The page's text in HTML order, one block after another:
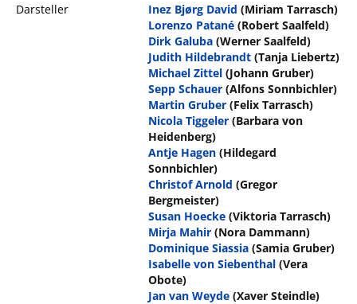
Darsteller
Inez Bjørg David (Miriam Tarrasch)
Lorenzo Patané (Robert Saalfeld)
Dirk Galuba (Werner Saalfeld)
Judith Hildebrandt (Tanja Liebertz)
Michael Zittel (Johann Gruber)
Sepp Schauer (Alfons Sonnbichler)
Martin Gruber (Felix Tarrasch)
Nicola Tiggeler (Barbara von
Heidenberg)
Antje Hagen (Hildegard
Sonnbichler)
Christof Arnold (Gregor
Bergmeister)
Susan Hoecke (Viktoria Tarrasch)
Mirja Mahir (Nora Dammann)
Dominique Siassia (Samia Gruber)
Isabelle von Siebenthal (Vera
Obote)
Jan van Weyde (Xaver Steindle)